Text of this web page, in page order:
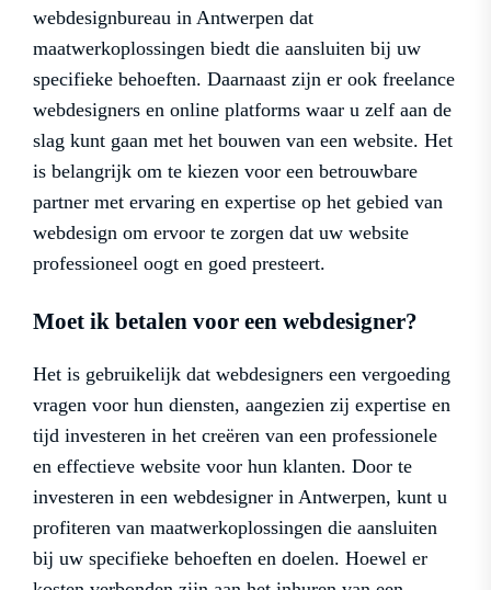
webdesignbureau in Antwerpen dat
maatwerkoplossingen biedt die aansluiten bij uw
specifieke behoeften. Daarnaast zijn er ook freelance
webdesigners en online platforms waar u zelf aan de
slag kunt gaan met het bouwen van een website. Het
is belangrijk om te kiezen voor een betrouwbare
partner met ervaring en expertise op het gebied van
webdesign om ervoor te zorgen dat uw website
professioneel oogt en goed presteert.
Moet ik betalen voor een webdesigner?
Het is gebruikelijk dat webdesigners een vergoeding
vragen voor hun diensten, aangezien zij expertise en
tijd investeren in het creëren van een professionele
en effectieve website voor hun klanten. Door te
investeren in een webdesigner in Antwerpen, kunt u
profiteren van maatwerkoplossingen die aansluiten
bij uw specifieke behoeften en doelen. Hoewel er